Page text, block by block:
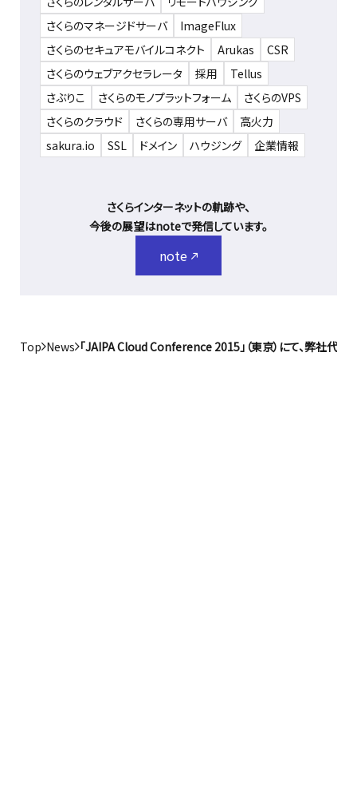
さくらのマネージドサーバ
ImageFlux
さくらのセキュアモバイルコネクト
Arukas
CSR
さくらのウェブアクセラレータ
採用
Tellus
さぶりこ
さくらのモノプラットフォーム
さくらのVPS
さくらのクラウド
さくらの専用サーバ
高火力
sakura.io
SSL ドメイン ハウジング 企業情報
さくらインターネットの軌跡や、
今後の展望はnoteで発信しています。
note
Top News 「JAIPA Cloud Conference 2015」（東京）にて、弊社代